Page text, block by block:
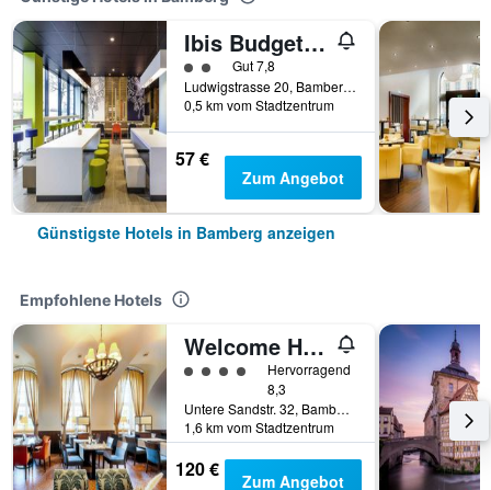
Ibis Budget Bamberg
Bewertungskategorie 2
Gut 7,8
Ludwigstrasse 20, Bamberg, Bayern, Deutschland
0,5 km vom Stadtzentrum
57 €
Zum Angebot
Günstigste Hotels in Bamberg anzeigen
Empfohlene Hotels
Welcome Hotel Residenzschloss Bamberg
Bewertungskategorie 4
Hervorragend
8,3
Untere Sandstr. 32, Bamberg, Bayern, Deutschland
1,6 km vom Stadtzentrum
120 € Zum Angebot